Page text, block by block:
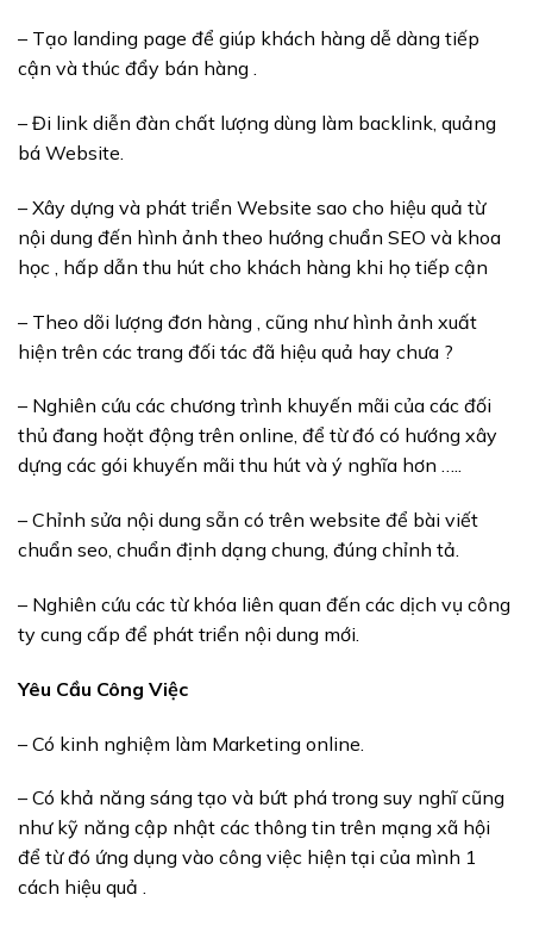
– Tạo landing page để giúp khách hàng dễ dàng tiếp
cận và thúc đẩy bán hàng .
– Đi link diễn đàn chất lượng dùng làm backlink, quảng
bá Website.
– Xây dựng và phát triển Website sao cho hiệu quả từ
nội dung đến hình ảnh theo hướng chuẩn SEO và khoa
học , hấp dẫn thu hút cho khách hàng khi họ tiếp cận
– Theo dõi lượng đơn hàng , cũng như hình ảnh xuất
hiện trên các trang đối tác đã hiệu quả hay chưa ?
– Nghiên cứu các chương trình khuyến mãi của các đối
thủ đang hoặt động trên online, để từ đó có hướng xây
dựng các gói khuyến mãi thu hút và ý nghĩa hơn …..
– Chỉnh sửa nội dung sẵn có trên website để bài viết
chuẩn seo, chuẩn định dạng chung, đúng chỉnh tả.
– Nghiên cứu các từ khóa liên quan đến các dịch vụ công
ty cung cấp để phát triển nội dung mới.
Yêu Cầu Công Việc
– Có kinh nghiệm làm Marketing online.
– Có khả năng sáng tạo và bứt phá trong suy nghĩ cũng
như kỹ năng cập nhật các thông tin trên mạng xã hội
để từ đó ứng dụng vào công việc hiện tại của mình 1
cách hiệu quả .